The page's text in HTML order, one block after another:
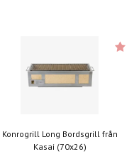
Konrogrill Long Bordsgrill från
Kasai (70x26)